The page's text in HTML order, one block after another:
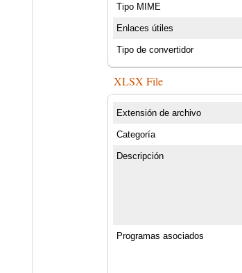
Tipo MIME
Enlaces útiles
Tipo de convertidor
XLSX File
Extensión de archivo
Categoría
Descripción
Programas asociados